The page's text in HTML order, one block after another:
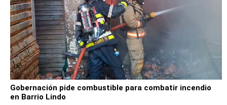
Gobernación pide combustible para combatir incendio
en Barrio Lindo